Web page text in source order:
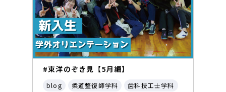
#東洋のぞき見【5月編】
blog 柔道整復師学科
歯科技工士学科